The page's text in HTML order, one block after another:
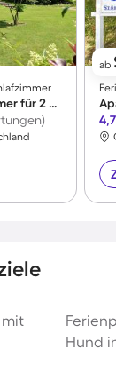
Apartment mit 1 Schlafzimmer für 2 Personen
ab
4,7
mit
Hund